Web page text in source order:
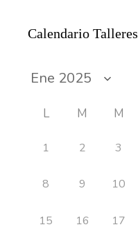
Calendario Talleres
L M M
1 2 3
8 9 10
15 16 17